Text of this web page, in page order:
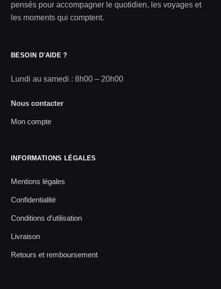
pensés pour accompagner le quotidien, les voyages et
les moments qui comptent.
BESOIN D'AIDE ?
Lundi au samedi : 8h00 – 20h00
Nous contacter
Mon compte
INFORMATIONS LÉGALES
Mentions légales
Confidentialité
Conditions d’utilisation
Livraison
Retours et remboursement